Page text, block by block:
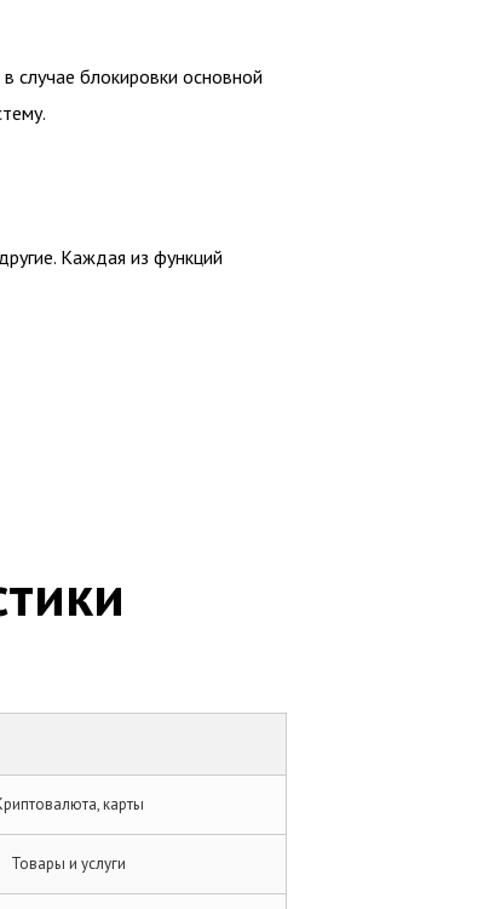
случае блокировки основной
Каждая из функций
карты
Товары и услуги